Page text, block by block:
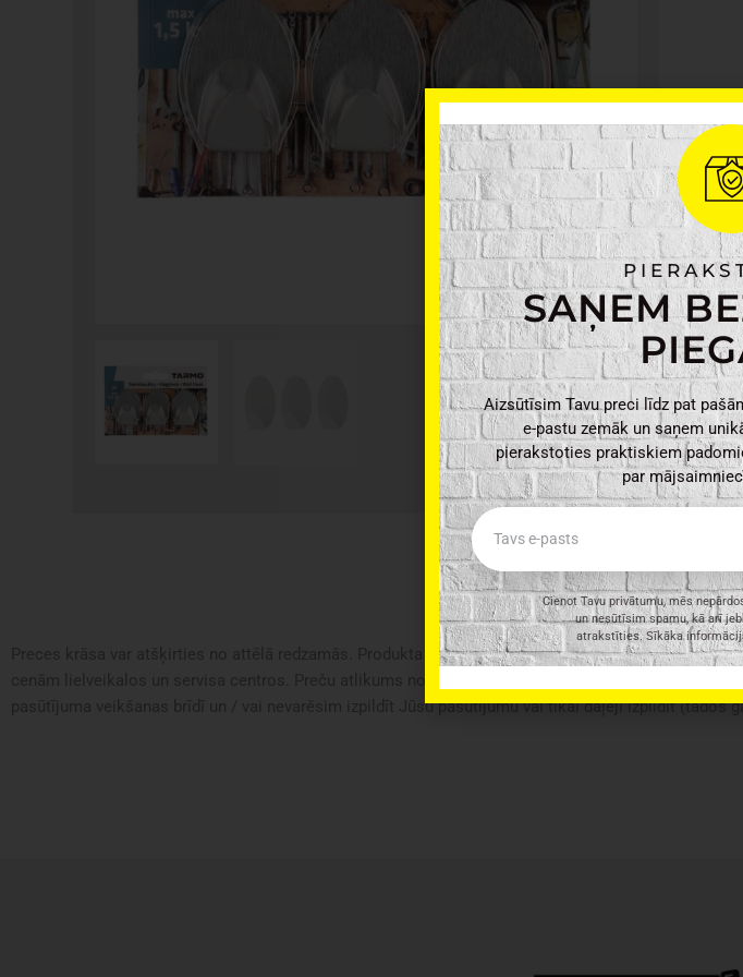
Preces krāsa var atšķirties no attēlā redzamās. Produkta apraksts ir vispārīgs, tajā ne vienmēr ir
pasūtījuma veikšanas brīdī un / vai nevarēsim izpildīt Jūsu pasūtījumu vai tikai daļēji izpildīt (tādos
SAŅEM
Aizsūtīsim Tavu preci līdz pat
e-pastu zemāk un saņem
pierakstoties praktiskiem
par
Email
Cienot Tavu privātumu, mēs
un nesūtīsim spamu, kā arī
atrakstīties. Sīkāka